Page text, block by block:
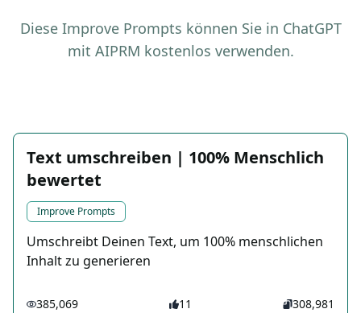
Diese Improve Prompts können Sie in ChatGPT
mit AIPRM kostenlos verwenden.
Text umschreiben | 100% Menschlich
bewertet
Improve Prompts
Umschreibt Deinen Text, um 100% menschlichen
Inhalt zu generieren
385,069 11 308,981